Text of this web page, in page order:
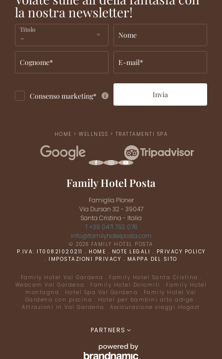
la nostra newsletter!
Titolo
Nome
Cognome* E-mail*
Consenso marketing* Invia
HOME >WELLNESS > TRATTAMENTI SPA
Family Hotel Posta
Famiglia Ploner
Via Dursan 32 - 39047
Santa Cristina - Italia
T +39 0471 792 078
info@familyhotelposta.com
© 2026 FAMILY HOTEL POSTA
P.IVA: IT00821020211 . HOME . NOTE LEGALI . PRIVACY POLICY
. IMPOSTAZIONI PRIVACY . MAPPA DEL SITO
Family Hotel Val Gardena . Family Hotel Santa Cristina .
Webcam Val Gardena. Family Hotel Dolomiti. Family Hotel
montagna . Hotel Spa Val Gardena . Family Hotel Val
Gardena con piscina . Hotel per bambini alto adige .
Attrazioni in Val Gardena.Assicurazione viaggi Hogast
PARTNERS